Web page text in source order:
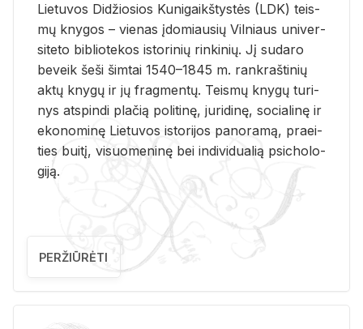
Lie­tu­vos Di­džio­sios Ku­ni­gaikš­tys­tės (LDK) teis­
mų kny­gos – vie­nas įdo­miau­sių Vil­niaus uni­ver­
si­te­to bi­b­lio­te­kos is­to­ri­nių rin­ki­nių. Jį su­da­ro
be­veik šeši šim­tai 1540–1845 m. rank­raš­ti­nių
aktų kny­gų ir jų frag­men­tų. Teis­mų kny­gų tu­ri­
nys at­spin­di pla­čią po­li­ti­nę, ju­ri­di­nę, so­cia­li­nę ir
eko­no­mi­nę Lie­tu­vos is­to­ri­jos pa­no­ra­mą, pra­ei­
ties bui­tį, vi­suo­me­ni­nę bei in­di­vi­dua­lią psi­cho­lo­
gi­ją.
PERŽIŪRĖTI